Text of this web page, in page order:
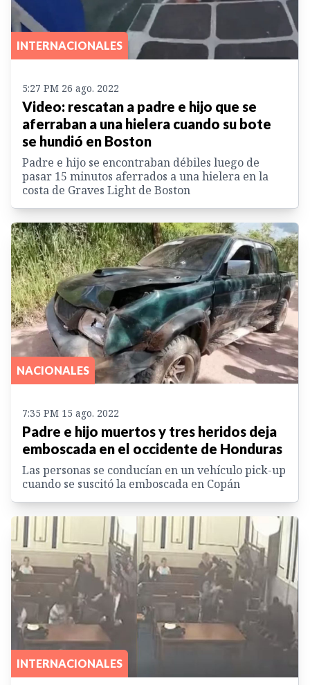
INTERNACIONALES
5:27 PM 26 ago. 2022
Video: rescatan a padre e hijo que se
aferraban a una hielera cuando su bote
se hundió en Boston
Padre e hijo se encontraban débiles luego de
pasar 15 minutos aferrados a una hielera en la
costa de Graves Light de Boston
NACIONALES
7:35 PM 15 ago. 2022
Padre e hijo muertos y tres heridos deja
emboscada en el occidente de Honduras
Las personas se conducían en un vehículo pick-up
cuando se suscitó la emboscada en Copán
INTERNACIONALES